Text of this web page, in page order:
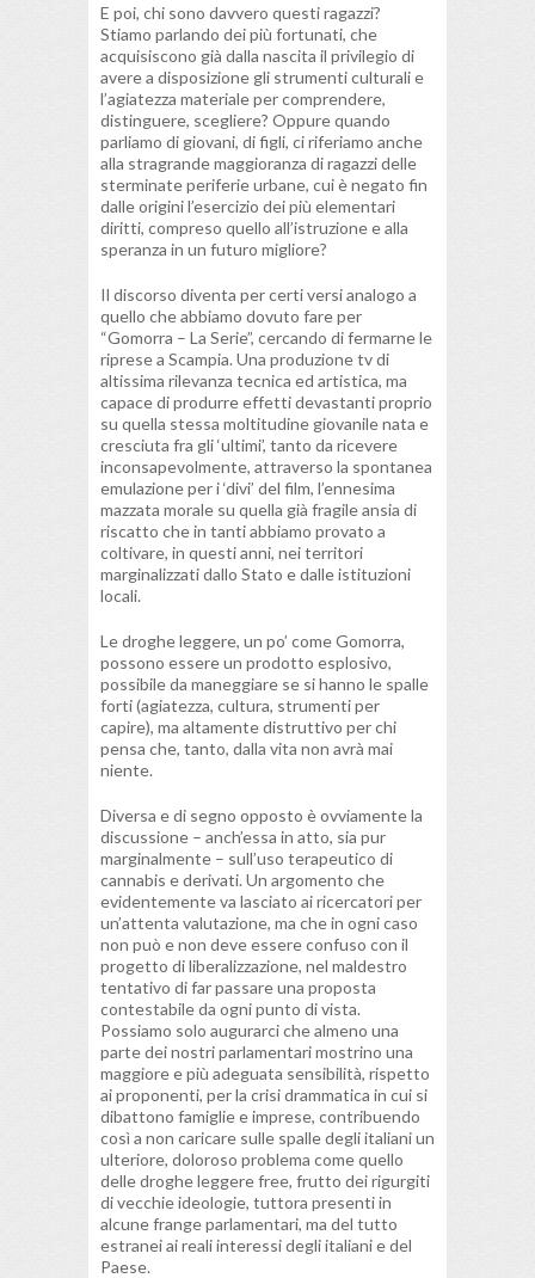
E poi, chi sono davvero questi ragazzi?
Stiamo parlando dei più fortunati, che
acquisiscono già dalla nascita il privilegio di
avere a disposizione gli strumenti culturali e
l’agiatezza materiale per comprendere,
distinguere, scegliere? Oppure quando
parliamo di giovani, di figli, ci riferiamo anche
alla stragrande maggioranza di ragazzi delle
sterminate periferie urbane, cui è negato fin
dalle origini l’esercizio dei più elementari
diritti, compreso quello all’istruzione e alla
speranza in un futuro migliore?
Il discorso diventa per certi versi analogo a
quello che abbiamo dovuto fare per
“Gomorra – La Serie”, cercando di fermarne le
riprese a Scampia. Una produzione tv di
altissima rilevanza tecnica ed artistica, ma
capace di produrre effetti devastanti proprio
su quella stessa moltitudine giovanile nata e
cresciuta fra gli ‘ultimi’, tanto da ricevere
inconsapevolmente, attraverso la spontanea
emulazione per i ‘divi’ del film, l’ennesima
mazzata morale su quella già fragile ansia di
riscatto che in tanti abbiamo provato a
coltivare, in questi anni, nei territori
marginalizzati dallo Stato e dalle istituzioni
locali.
Le droghe leggere, un po’ come Gomorra,
possono essere un prodotto esplosivo,
possibile da maneggiare se si hanno le spalle
forti (agiatezza, cultura, strumenti per
capire), ma altamente distruttivo per chi
pensa che, tanto, dalla vita non avrà mai
niente.
Diversa e di segno opposto è ovviamente la
discussione – anch’essa in atto, sia pur
marginalmente – sull’uso terapeutico di
cannabis e derivati. Un argomento che
evidentemente va lasciato ai ricercatori per
un’attenta valutazione, ma che in ogni caso
non può e non deve essere confuso con il
progetto di liberalizzazione, nel maldestro
tentativo di far passare una proposta
contestabile da ogni punto di vista.
Possiamo solo augurarci che almeno una
parte dei nostri parlamentari mostrino una
maggiore e più adeguata sensibilità, rispetto
ai proponenti, per la crisi drammatica in cui si
dibattono famiglie e imprese, contribuendo
così a non caricare sulle spalle degli italiani un
ulteriore, doloroso problema come quello
delle droghe leggere free, frutto dei rigurgiti
di vecchie ideologie, tuttora presenti in
alcune frange parlamentari, ma del tutto
estranei ai reali interessi degli italiani e del
Paese.